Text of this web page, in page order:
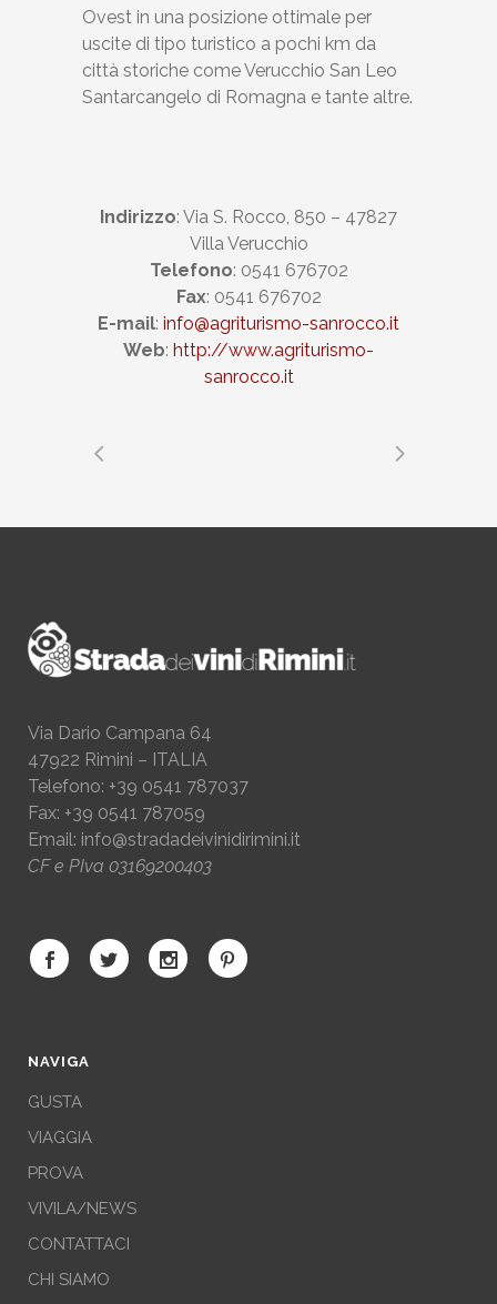
Ovest in una posizione ottimale per
uscite di tipo turistico a pochi km da
città storiche come Verucchio San Leo
Santarcangelo di Romagna e tante altre.
Indirizzo: Via S. Rocco, 850 – 47827
Villa Verucchio
Telefono: 0541 676702
Fax: 0541 676702
E-mail: info@agriturismo-sanrocco.it
Web: http://www.agriturismo-
sanrocco.it
Via Dario Campana 64
47922 Rimini – ITALIA
Telefono: +39 0541 787037
Fax: +39 0541 787059
Email: info@stradadeivinidirimini.it
CF e PIva 03169200403
NAVIGA
GUSTA
VIAGGIA
PROVA
VIVILA/NEWS
CONTATTACI
CHI SIAMO